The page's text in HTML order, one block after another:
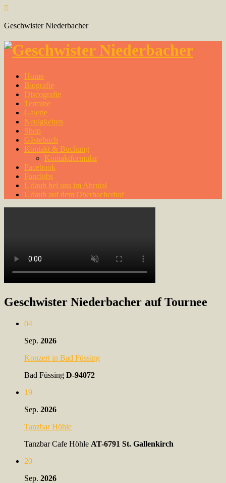
Geschwister Niederbacher
Home
Biografie
Discografie
Termine
Galerie
Neuigkeiten
Shop
Gästebuch
Kontakt & Buchung
Kontaktformular
Facebook
Fanclubs
Urlaub bei uns im Ahrntal
Urlaub auf dem Oberbacherhof
Geschwister Niederbacher auf Tournee
04
Sep. 2026
Konzert in Bad Füssing
Bad Füssing D-94072
19
Sep. 2026
Tanzbar Höhle
Tanzbar Cafe Höhle AT-6791 St. Gallenkirch
20
Sep. 2026